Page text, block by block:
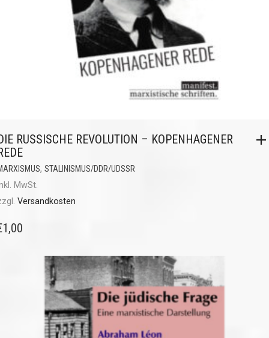
RUSSISCHE REVOLUTION – KOPENHAGENER
, STALINISMUS/DDR/UDSSR
MwSt.
Versandkosten
1,00